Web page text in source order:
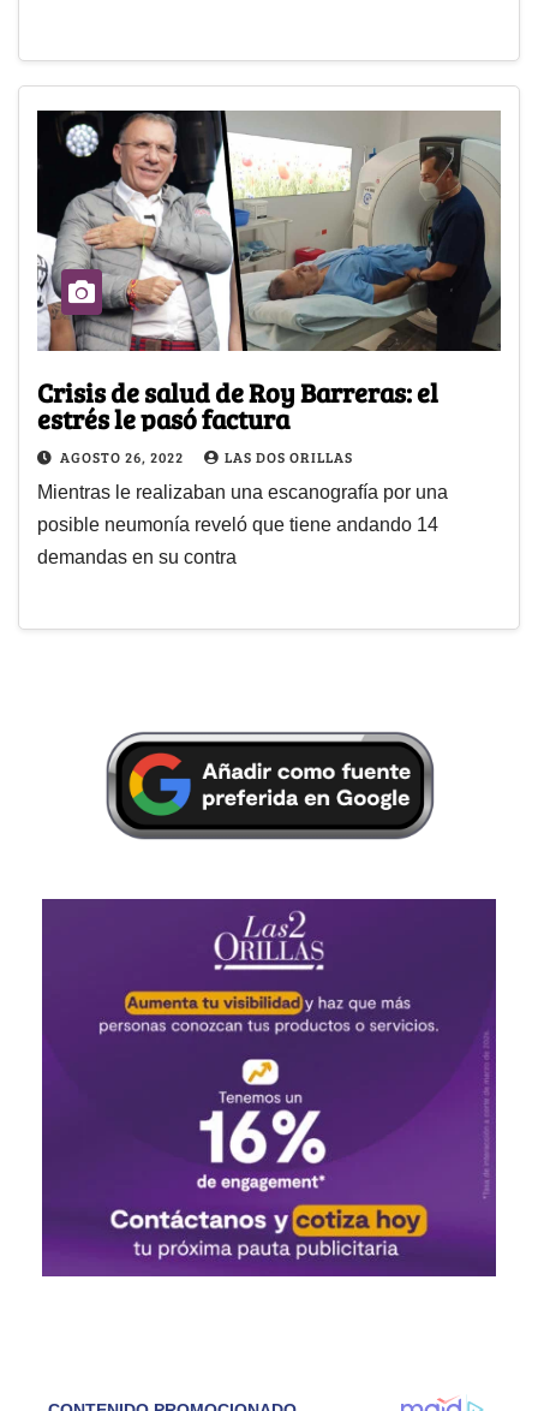
Crisis de salud de Roy Barreras: el
estrés le pasó factura
AGOSTO 26, 2022 LAS DOS ORILLAS
Mientras le realizaban una escanografía por una
posible neumonía reveló que tiene andando 14
demandas en su contra